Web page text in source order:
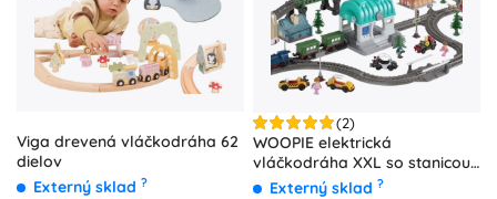
Viga drevená vláčkodráha 62
dielov
Externý sklad ?
(2)
WOOPIE elektrická
vláčkodráha XXL so stanicou
a mestečkom, 108 dielov
Externý sklad ?